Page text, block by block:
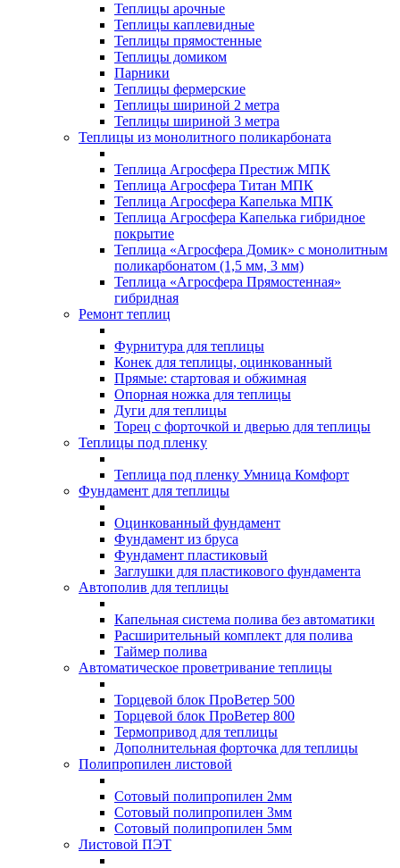
Теплицы арочные
Теплицы каплевидные
Теплицы прямостенные
Теплицы домиком
Парники
Теплицы фермерские
Теплицы шириной 2 метра
Теплицы шириной 3 метра
Теплицы из монолитного поликарбоната
Теплица Агросфера Престиж МПК
Теплица Агросфера Титан МПК
Теплица Агросфера Капелька МПК
Теплица Агросфера Капелька гибридное
покрытие
Теплица «Агросфера Домик» с монолитным
поликарбонатом (1,5 мм, 3 мм)
Теплица «Агросфера Прямостенная»
гибридная
Ремонт теплиц
Фурнитура для теплицы
Конек для теплицы, оцинкованный
Прямые: стартовая и обжимная
Опорная ножка для теплицы
Дуги для теплицы
Торец с форточкой и дверью для теплицы
Теплицы под пленку
Теплица под пленку Умница Комфорт
Фундамент для теплицы
Оцинкованный фундамент
Фундамент из бруса
Фундамент пластиковый
Заглушки для пластикового фундамента
Автополив для теплицы
Капельная система полива без автоматики
Расширительный комплект для полива
Таймер полива
Автоматическое проветривание теплицы
Торцевой блок ПроВетер 500
Торцевой блок ПроВетер 800
Термопривод для теплицы
Дополнительная форточка для теплицы
Полипропилен листовой
Сотовый полипропилен 2мм
Сотовый полипропилен 3мм
Сотовый полипропилен 5мм
Листовой ПЭТ